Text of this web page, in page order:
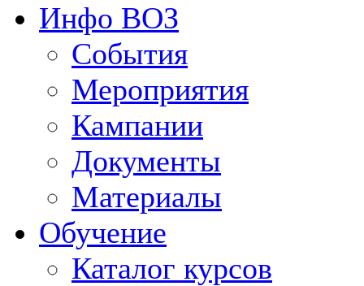
Инфо ВОЗ
События
Мероприятия
Кампании
Документы
Материалы
Обучение
Каталог курсов